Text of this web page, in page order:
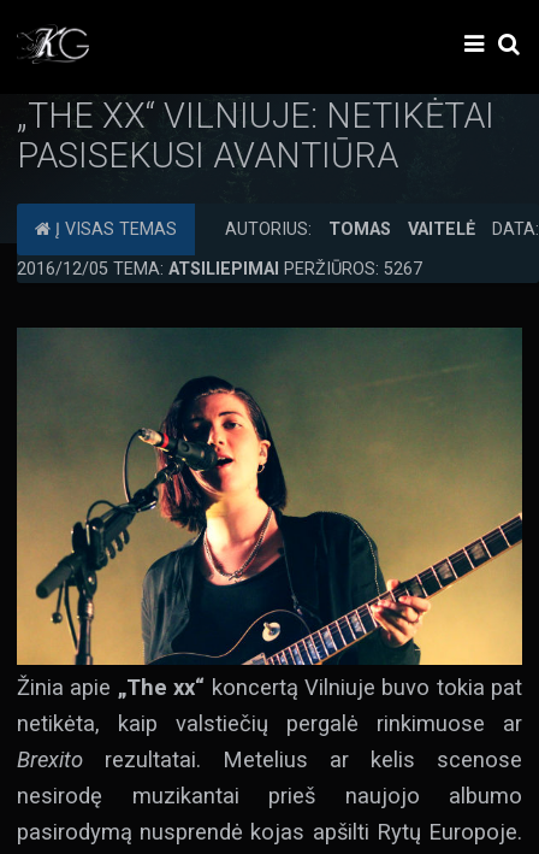
„THE XX“ VILNIUJE: NETIKĖTAI
PASISEKUSI AVANTIŪRA
Į VISAS TEMAS AUTORIUS: TOMAS VAITELĖ DATA:
2016/12/05 TEMA: ATSILIEPIMAI PERŽIŪROS: 5267
Žinia apie „The xx“ koncertą Vilniuje buvo tokia pat
netikėta, kaip valstiečių pergalė rinkimuose ar
Brexito rezultatai. Metelius ar kelis scenose
nesirodę muzikantai prieš naujojo albumo
pasirodymą nusprendė kojas apšilti Rytų Europoje.